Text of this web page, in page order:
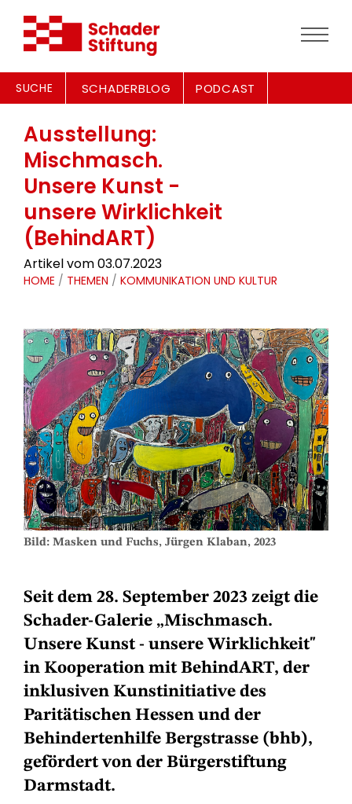
SUCHE SCHADERBLOG PODCAST
Ausstellung:
Mischmasch.
Unsere Kunst -
unsere Wirklichkeit
(BehindART)
Artikel vom 03.07.2023
HOME / THEMEN / KOMMUNIKATION UND KULTUR
Bild: Masken und Fuchs, Jürgen Klaban, 2023
Seit dem 28. September 2023 zeigt die
Schader-Galerie „Mischmasch.
Unsere Kunst - unsere Wirklichkeit"
in Kooperation mit BehindART, der
inklusiven Kunstinitiative des
Paritätischen Hessen und der
Behindertenhilfe Bergstrasse (bhb),
gefördert von der Bürgerstiftung
Darmstadt.